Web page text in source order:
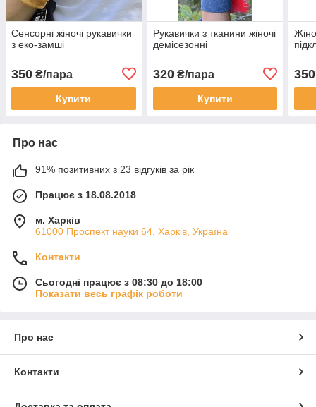
Сенсорні жіночі рукавички
з еко-замші
350 ₴/пара
Купити
Рукавички з тканини жіночі
демісезонні
320₴/пара
Купити
350
Про нас
91% позитивних з 23 відгуків за рік
Працює з 18.08.2018
м. Харків
61000 Проспект науки 64, Харків, Україна
Контакти
Сьогодні працює з 08:30 до 18:00
Показати весь графік роботи
Про нас
Контакти